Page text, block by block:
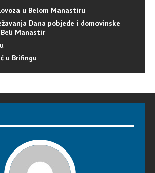
u Belom Manastiru
Dana pobjede i domovinske
Manastir
u Brifingu